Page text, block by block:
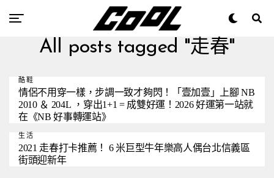
All posts tagged "走春"
酷鞋
情侶不用穿一樣，步調一致才夠閃！「壹加壹」上腳 NB
2010 ＆ 204L ，穿出1+1 = 成雙好運！2026 好運第一站就
在《NB 好事轉運站》
生活
2021 走春打卡推薦！ 6 米巨型牛年樂高人偶台北信義區
街頭迎新年